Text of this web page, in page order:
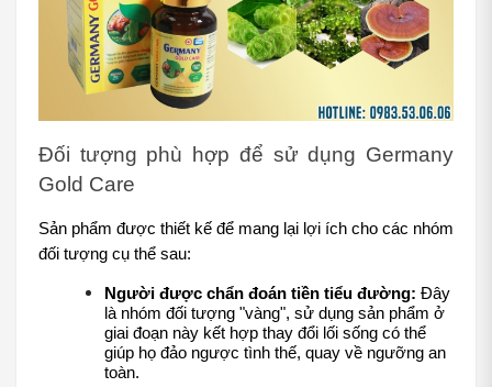
Đối tượng phù hợp để sử dụng Germany
Gold Care
Sản phẩm được thiết kế để mang lại lợi ích cho các nhóm
đối tượng cụ thể sau:
Người được chẩn đoán tiền tiểu đường: Đây
là nhóm đối tượng "vàng", sử dụng sản phẩm ở
giai đoạn này kết hợp thay đổi lối sống có thể
giúp họ đảo ngược tình thế, quay về ngưỡng an
toàn.